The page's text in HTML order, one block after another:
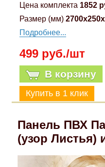
Цена комплекта 1852
Размер (мм)
Подробнее...
499 руб./шт
В корзину
Панель ПВХ
(узор Листья)